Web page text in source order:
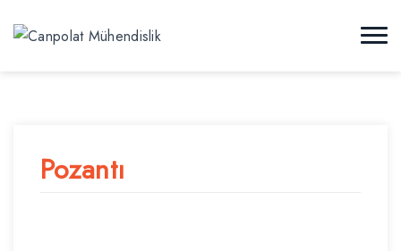
Pozantı